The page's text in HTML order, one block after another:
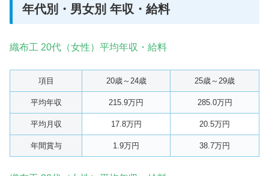
年代別・男女別 年収・給料
織布工 20代（女性）平均年収・給料
項目 20歳～24歳 25歳～29歳
平均年収 215.9万円 285.0万円
平均月収 17.8万円 20.5万円
年間賞与 1.9万円 38.7万円